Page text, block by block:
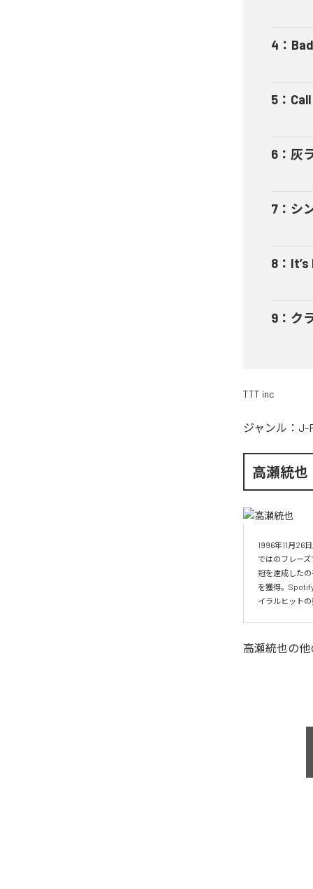
4 ：
5 ：
6 ： 灰
7 ： シ
8 ：
9 ： ク
TTT inc
ジャンル： J-
高瀬統也
1996年11月26
ではのフレー
冠を達成した
を獲得。
イラルヒット
高瀬統也の他